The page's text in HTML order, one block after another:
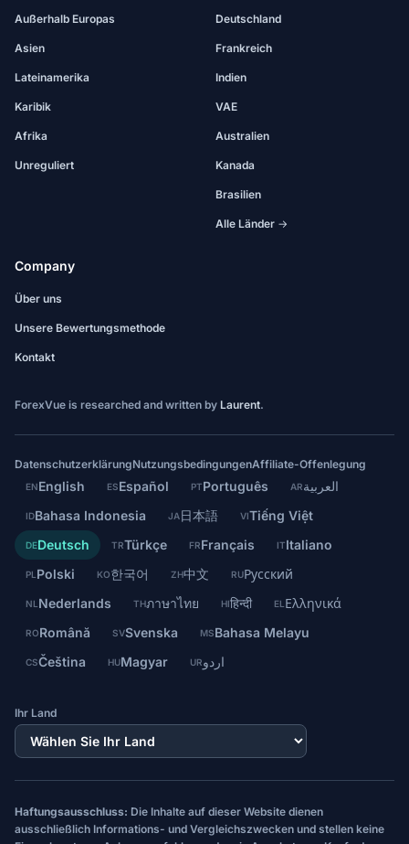
Außerhalb Europas
Asien
Lateinamerika
Karibik
Afrika
Unreguliert
Deutschland
Frankreich
Indien
VAE
Australien
Kanada
Brasilien
Alle Länder →
Company
Über uns
Unsere Bewertungsmethode
Kontakt
ForexVue is researched and written by Laurent.
DatenschutzerklärungNutzungsbedingungenAffiliate-Offenlegung
ENEnglish ESEspañol PTPortuguês ARالعربية
IDBahasa Indonesia JA日本語 VITiếng Việt
DEDeutsch TRTürkçe FRFrançais ITItaliano
PL Polski KO한국어 ZH中文 RUРусский
NL Nederlands THภาษาไทย HIहिन्दी EL Ελληνικά
RORomână SVSvenska MSBahasa Melayu
CSČeština HUMagyar URاردو
Ihr Land
Haftungsausschluss: Die Inhalte auf dieser Website dienen
ausschließlich Informations- und Vergleichszwecken und stellen keine